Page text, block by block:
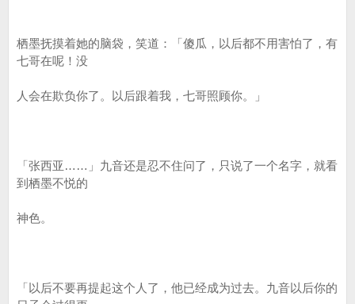
栖墨抚摸着她的脑袋，笑道：「傻瓜，以后都不用害怕了，有
七哥在呢！没
人会在欺负你了。以后跟着我，七哥照顾你。」
「张西亚……」九音还是忍不住问了，只说了一个名字，就看
到栖墨不悦的
神色。
「以后不要再提起这个人了，他已经成为过去。九音以后你的